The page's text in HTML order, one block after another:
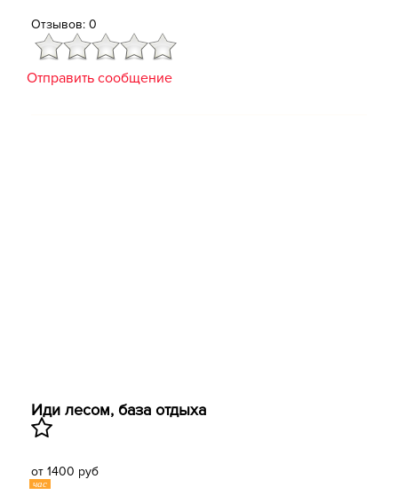
Отзывов: 0
Отправить сообщение
Иди лесом, база отдыха
от 1400 руб
час